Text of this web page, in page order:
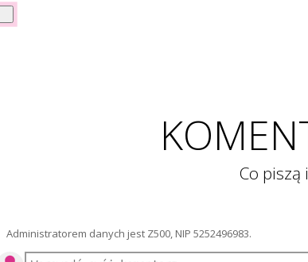
Co piszą
Administratorem danych jest Z500, NIP 5252496983.